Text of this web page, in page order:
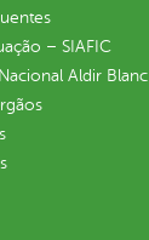
– SIAFIC
Aldir Blanc